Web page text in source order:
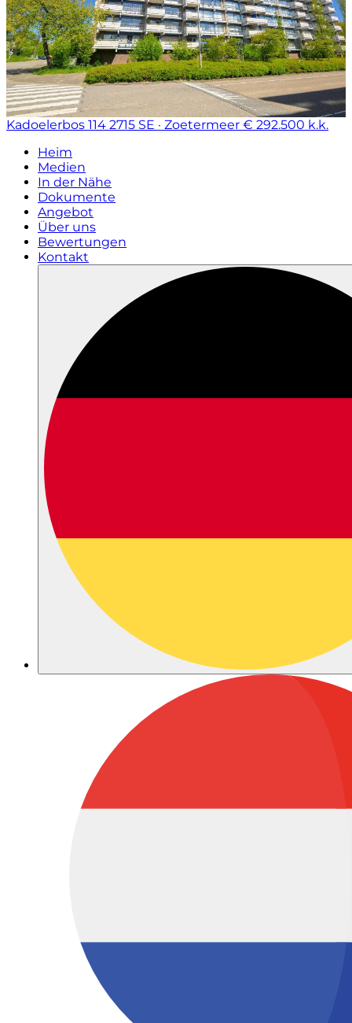
Kadoelerbos 114 2715 SE · Zoetermeer € 292.500 k.k.
Heim
Medien
In der Nähe
Dokumente
Angebot
Über uns
Bewertungen
Kontakt